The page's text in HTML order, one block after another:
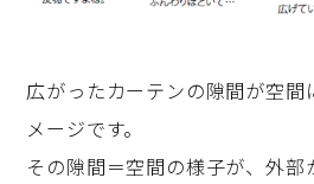
広がったカーテンの隙間が空間
メージです。
その隙間＝空間の様子が、外